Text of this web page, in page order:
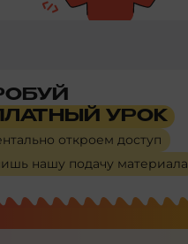
УРОК
откроем доступ
нашу подачу материала